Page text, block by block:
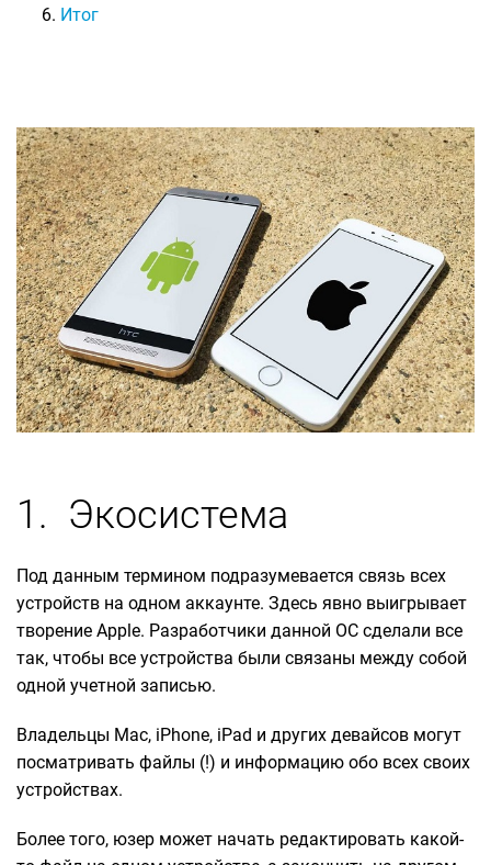
Итог
1. Экосистема
Под данным термином подразумевается связь всех
устройств на одном аккаунте. Здесь явно выигрывает
творение Apple. Разработчики данной ОС сделали все
так, чтобы все устройства были связаны между собой
одной учетной записью.
Владельцы Mac, iPhone, iPad и других девайсов могут
посматривать файлы (!) и информацию обо всех своих
устройствах.
Более того, юзер может начать редактировать какой-